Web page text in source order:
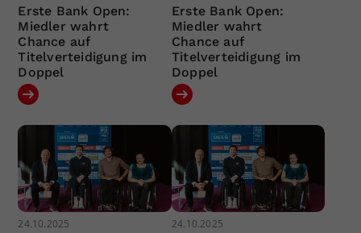
Erste Bank Open:
Miedler wahrt
Chance auf
Titelverteidigung im
Doppel
Erste Bank Open:
Miedler wahrt
Chance auf
Titelverteidigung im
Doppel
24.10.2025 24.10.2025